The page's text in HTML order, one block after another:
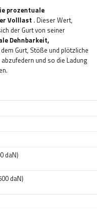
prozentuale
Volllast . Dieser Wert,
der Gurt von seiner
Dehnbarkeit,
Gurt, Stöße und plötzliche
und so die Ladung
daN)
daN)